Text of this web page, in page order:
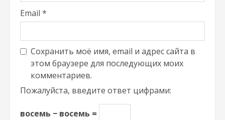
Email *
Сохранить моё имя, email и адрес сайта в
этом браузере для последующих моих
комментариев.
Пожалуйста, введите ответ цифрами:
восемь − восемь =